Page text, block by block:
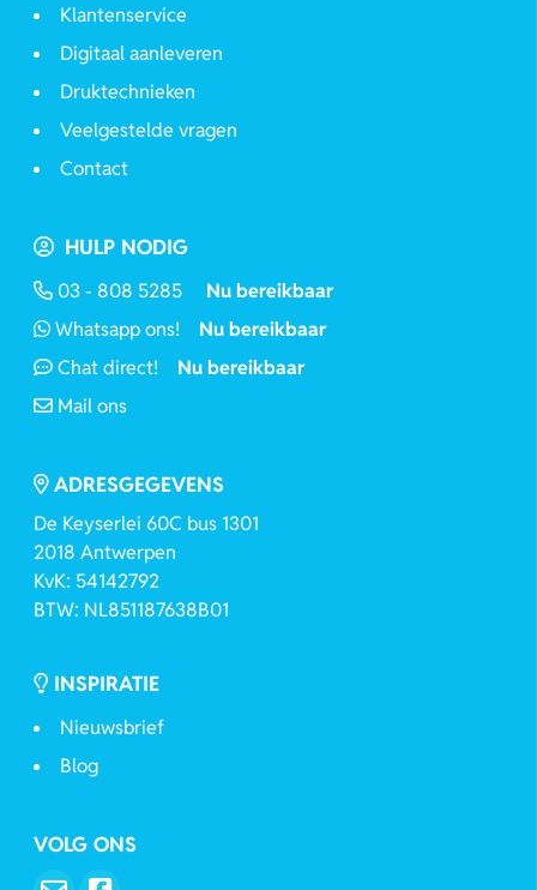
Klantenservice
Digitaal aanleveren
Druktechnieken
Veelgestelde vragen
Contact
HULP NODIG
03 - 808 5285
Nu bereikbaar
Whatsapp ons!
Nu bereikbaar
Chat direct!
Nu bereikbaar
Mail ons
ADRESGEGEVENS
De Keyserlei 60C bus 1301
2018 Antwerpen
KvK: 54142792
BTW: NL851187638B01
INSPIRATIE
Nieuwsbrief
Blog
VOLG ONS